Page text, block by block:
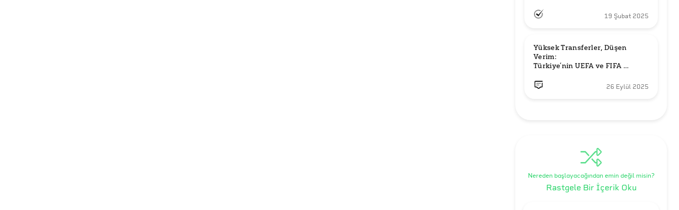
19 Şubat 2025
Yüksek Transferler, Düşen
Verim:
Türkiye’nin UEFA ve FIFA
26 Eylül 2025
Nereden başlayacağından emin değil misin?
Rastgele Bir İçerik Oku